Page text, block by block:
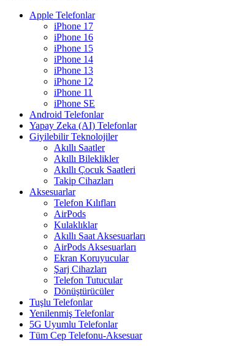
Apple Telefonlar
iPhone 17
iPhone 16
iPhone 15
iPhone 14
iPhone 13
iPhone 12
iPhone 11
iPhone SE
Android Telefonlar
Yapay Zeka (AI) Telefonlar
Giyilebilir Teknolojiler
Akıllı Saatler
Akıllı Bileklikler
Akıllı Çocuk Saatleri
Takip Cihazları
Aksesuarlar
Telefon Kılıfları
AirPods
Kulaklıklar
Akıllı Saat Aksesuarları
AirPods Aksesuarları
Ekran Koruyucular
Şarj Cihazları
Telefon Tutucular
Dönüştürücüler
Tuşlu Telefonlar
Yenilenmiş Telefonlar
5G Uyumlu Telefonlar
Tüm Cep Telefonu-Aksesuar